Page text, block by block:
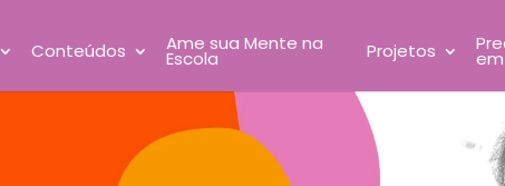
Conteúdos Ame sua Mente na
Escola Projetos